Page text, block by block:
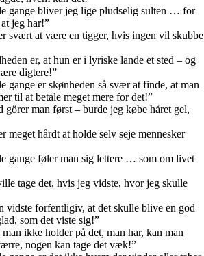
gange bliver jeg lige pludselig sulten … for
jeg har!”
svært at være en tigger, hvis ingen vil skubbe
er, at hun er i lyriske lande et sted – og
digtere!”
gange er skønheden så svær at finde, at man
til at betale meget mere for det!”
görer man først – burde jeg købe håret gel,
meget hårdt at holde selv seje mennesker
gange føler man sig lettere … som om livet
tage det, hvis jeg vidste, hvor jeg skulle
vidste forfentligiv, at det skulle blive en god
som det viste sig!”
ikke holder på det, man har, kan man
nogen kan tage det væk!”